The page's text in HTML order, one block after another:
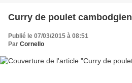
Curry de poulet cambodgien
Publié le 07/03/2015 à 08:51
Par Cornello